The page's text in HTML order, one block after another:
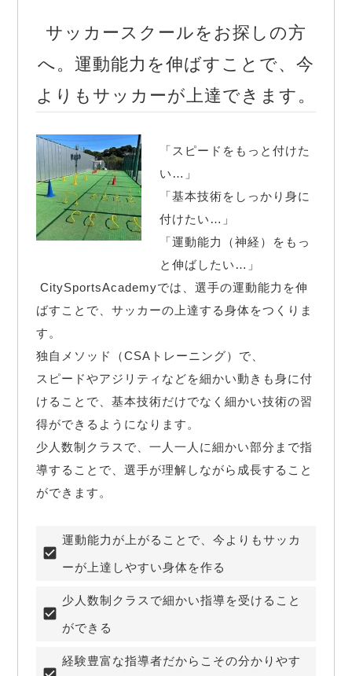
サッカースクールをお探しの方
へ。運動能力を伸ばすことで、今
よりもサッカーが上達できます。
「スピードをもっと付けた
い…」
「基本技術をしっかり身に
付けたい…」
「運動能力（神経）をもっ
と伸ばしたい…」
ばすことで、サッカーの上達する身体をつくりま
す。
独自メソッド（CSAトレーニング）で、
スピードやアジリティなどを細かい動きも身に付
けることで、基本技術だけでなく細かい技術の習
得ができるようになります。
少人数制クラスで、一人一人に細かい部分まで指
導することで、選手が理解しながら成長すること
ができます。
運動能力が上がることで、今よりもサッカ
ーが上達しやすい身体を作る
少人数制クラスで細かい指導を受けること
ができる
経験豊富な指導者だからこその分かりやす